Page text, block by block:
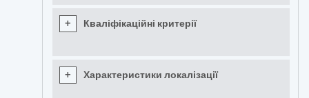
+ Кваліфікаційні критерії
+ Характеристики локалізації